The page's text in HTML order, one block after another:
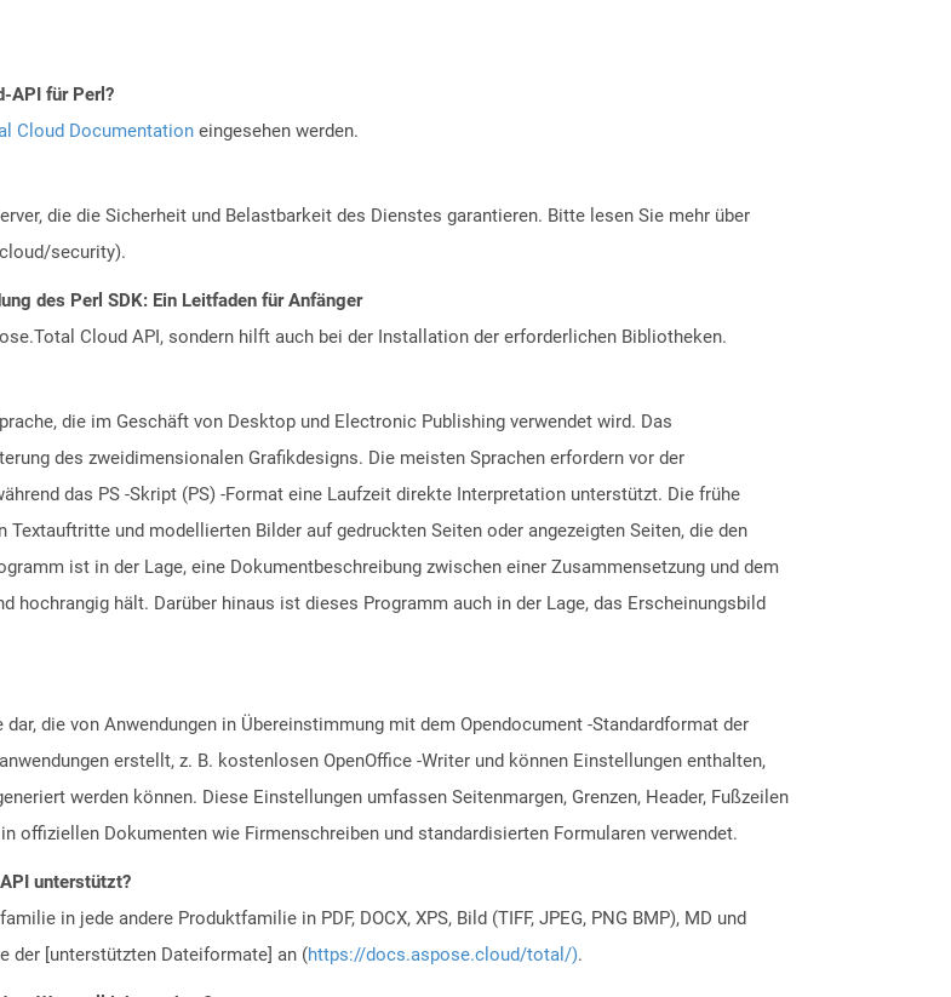
API für Perl?
Cloud Documentation eingesehen werden.
die die Sicherheit und Belastbarkeit des Dienstes garantieren. Bitte lesen Sie mehr über
security).
des Perl SDK: Ein Leitfaden für Anfänger
Cloud API, sondern hilft auch bei der Installation der erforderlichen Bibliotheken.
die im Geschäft von Desktop und Electronic Publishing verwendet wird. Das
des zweidimensionalen Grafikdesigns. Die meisten Sprachen erfordern vor der
das PS -Skript (PS) -Format eine Laufzeit direkte Interpretation unterstützt. Die frühe
und modellierten Bilder auf gedruckten Seiten oder angezeigten Seiten, die den
ist in der Lage, eine Dokumentbeschreibung zwischen einer Zusammensetzung und dem
hochrangig hält. Darüber hinaus ist dieses Programm auch in der Lage, das Erscheinungsbild
die von Anwendungen in Übereinstimmung mit dem Opendocument -Standardformat der
erstellt, z. B. kostenlosen OpenOffice -Writer und können Einstellungen enthalten,
werden können. Diese Einstellungen umfassen Seitenmargen, Grenzen, Header, Fußzeilen
offiziellen Dokumenten wie Firmenschreiben und standardisierten Formularen verwendet.
unterstützt?
in jede andere Produktfamilie in PDF, DOCX, XPS, Bild (TIFF, JPEG, PNG BMP), MD und
der [unterstützten Dateiformate] an (https://docs.aspose.cloud/total/).